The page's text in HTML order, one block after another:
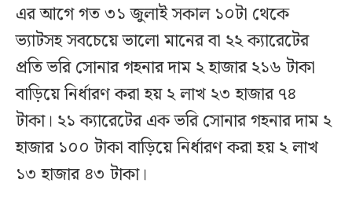
এর আগে গত ৩১ জুলাই সকাল ১০টা থেকে
ভ্যাটসহ সবচেয়ে ভালো মানের বা ২২ ক্যারেটের
প্রতি ভরি সোনার গহনার দাম ২ হাজার ২১৬ টাকা
বাড়িয়ে নির্ধারণ করা হয় ২ লাখ ২৩ হাজার ৭৪
টাকা। ২১ ক্যারেটের এক ভরি সোনার গহনার দাম ২
হাজার ১০০ টাকা বাড়িয়ে নির্ধারণ করা হয় ২ লাখ
১৩ হাজার ৪৩ টাকা।